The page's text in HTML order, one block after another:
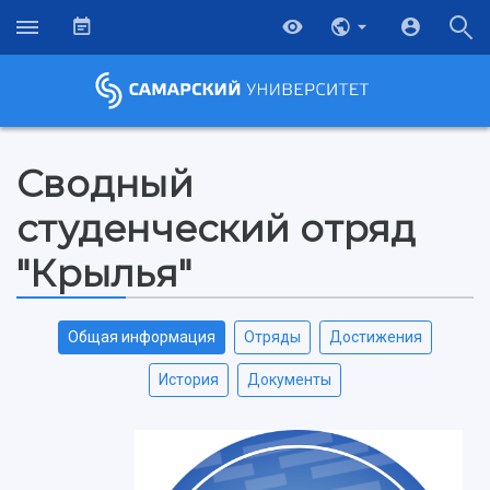
Сводный
студенческий отряд
"Крылья"
Общая информация Отряды Достижения
История Документы